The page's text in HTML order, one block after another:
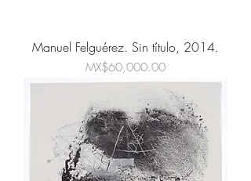
Manuel Felguérez. Sin título, 2014.
Price
MX$60,000.00